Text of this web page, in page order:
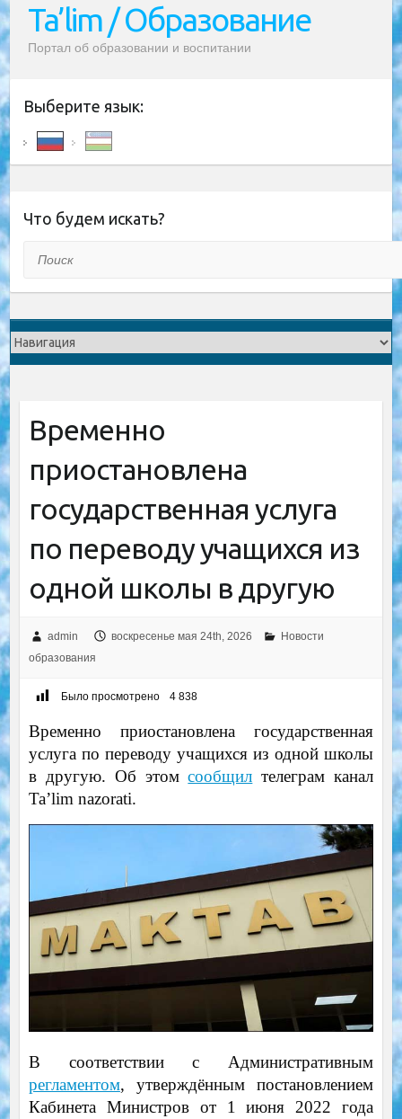
Ta’lim / Образование
Портал об образовании и воспитании
Выберите язык:
Что будем искать?
Временно
приостановлена ​​
государственная услуга
по переводу учащихся из
одной школы в другую
admin воскресенье мая 24th, 2026
Новости
образования
Было просмотрено 4 838
Временно приостановлена ​​государственная
услуга по переводу учащихся из одной школы
в другую. Об этомсообщил телеграм канал
Ta’lim nazorati.
В соответствии с Административным
регламентом, утверждённым постановлением
Кабинета Министров от 1 июня 2022 года